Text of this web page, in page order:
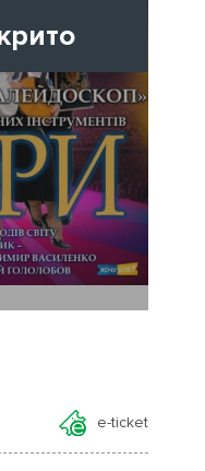
e-ticket